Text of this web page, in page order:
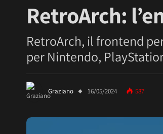
RetroArch:
RetroArch, il frontend
per Nintendo,
Graziano 16/05/2024 587